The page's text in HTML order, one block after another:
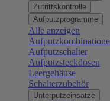
Zutrittskontrolle
Aufputzprogramme
Alle anzeigen
Aufputzschalter
Aufputzsteckdosen
Leergehäuse
Schalterzubehör
Unterputzeinsätze